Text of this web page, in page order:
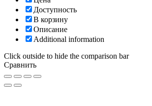
Доступность
В корзину
Описание
Additional information
Click outside to hide the comparison bar
Сравнить